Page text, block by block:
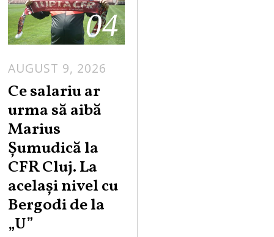
04
AUGUST 9, 2026
Ce salariu ar
urma să aibă
Marius
Șumudică la
CFR Cluj. La
același nivel cu
Bergodi de la
„U”